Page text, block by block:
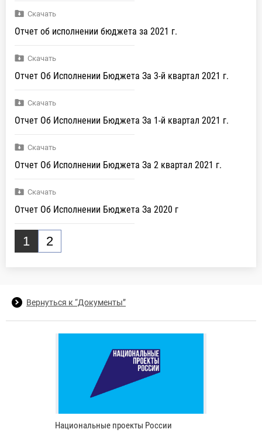
Скачать
Отчет об исполнении бюджета за 2021 г.
Скачать
Отчет Об Исполнении Бюджета За 3-й квартал 2021 г.
Скачать
Отчет Об Исполнении Бюджета За 1-й квартал 2021 г.
Скачать
Отчет Об Исполнении Бюджета За 2 квартал 2021 г.
Скачать
Отчет Об Исполнении Бюджета За 2020 г
1 2
Вернуться к “Документы”
Национальные проекты России